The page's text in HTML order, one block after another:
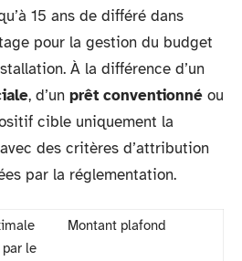
15 ans de différé dans
pour la gestion du budget
À la différence d’un
, d’un prêt conventionné ou
cible uniquement la
des critères d’attribution
par la réglementation.
le
Montant plafond